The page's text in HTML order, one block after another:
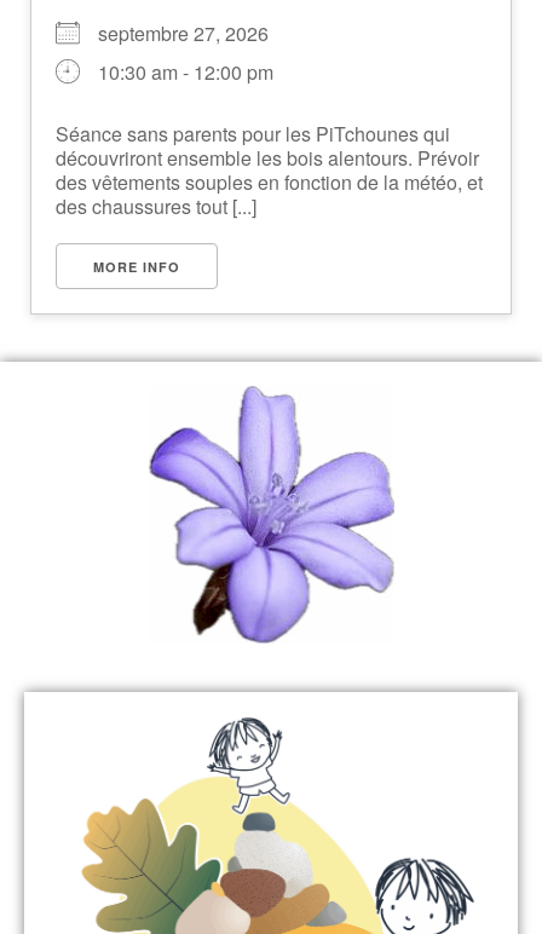
septembre 27, 2026
10:30 am - 12:00 pm
Séance sans parents pour les PiTchounes qui
découvriront ensemble les bois alentours. Prévoir
des vêtements souples en fonction de la météo, et
des chaussures tout [...]
MORE INFO